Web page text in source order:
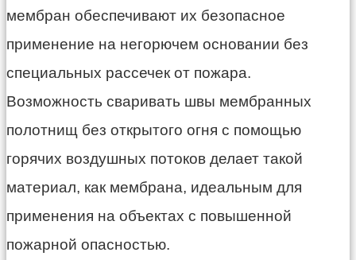
мембран обеспечивают их безопасное
применение на негорючем основании без
специальных рассечек от пожара.
Возможность сваривать швы мембранных
полотнищ без открытого огня с помощью
горячих воздушных потоков делает такой
материал, как мембрана, идеальным для
применения на объектах с повышенной
пожарной опасностью.